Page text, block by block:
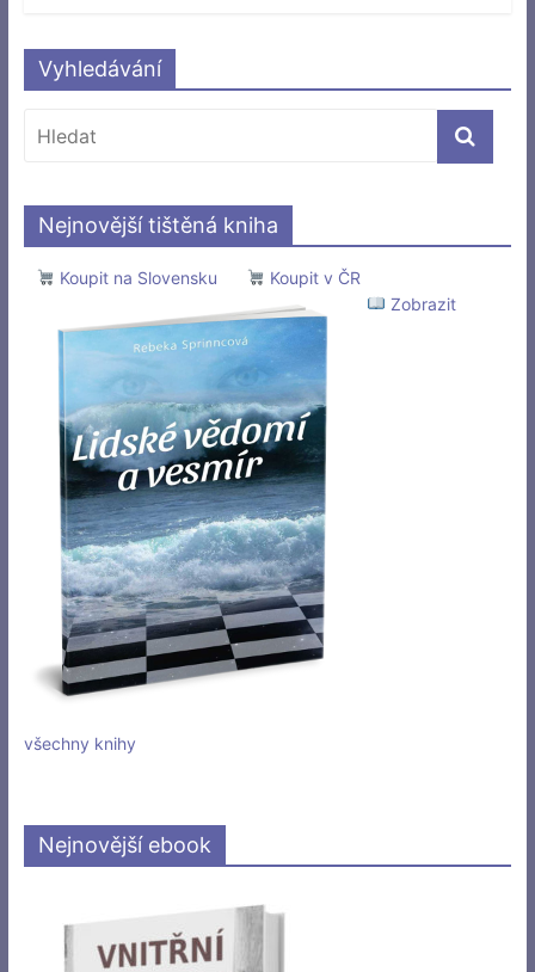
Vyhledávání
Nejnovější tištěná kniha
Koupit na Slovensku
Koupit v ČR
Zobrazit
všechny knihy
Nejnovější ebook